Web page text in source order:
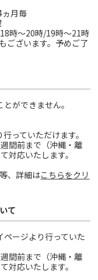
ヵ月毎
時～20時/19時～21時
ございます。予めご了
ができません。
っていただけます。
間前まで（沖縄・離
対応いたします。
、詳細はこちらをクリ
て
ージより行っていた
間前まで（沖縄・離
対応いたします。